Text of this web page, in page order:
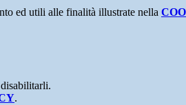
ed utili alle finalità illustrate nella
.